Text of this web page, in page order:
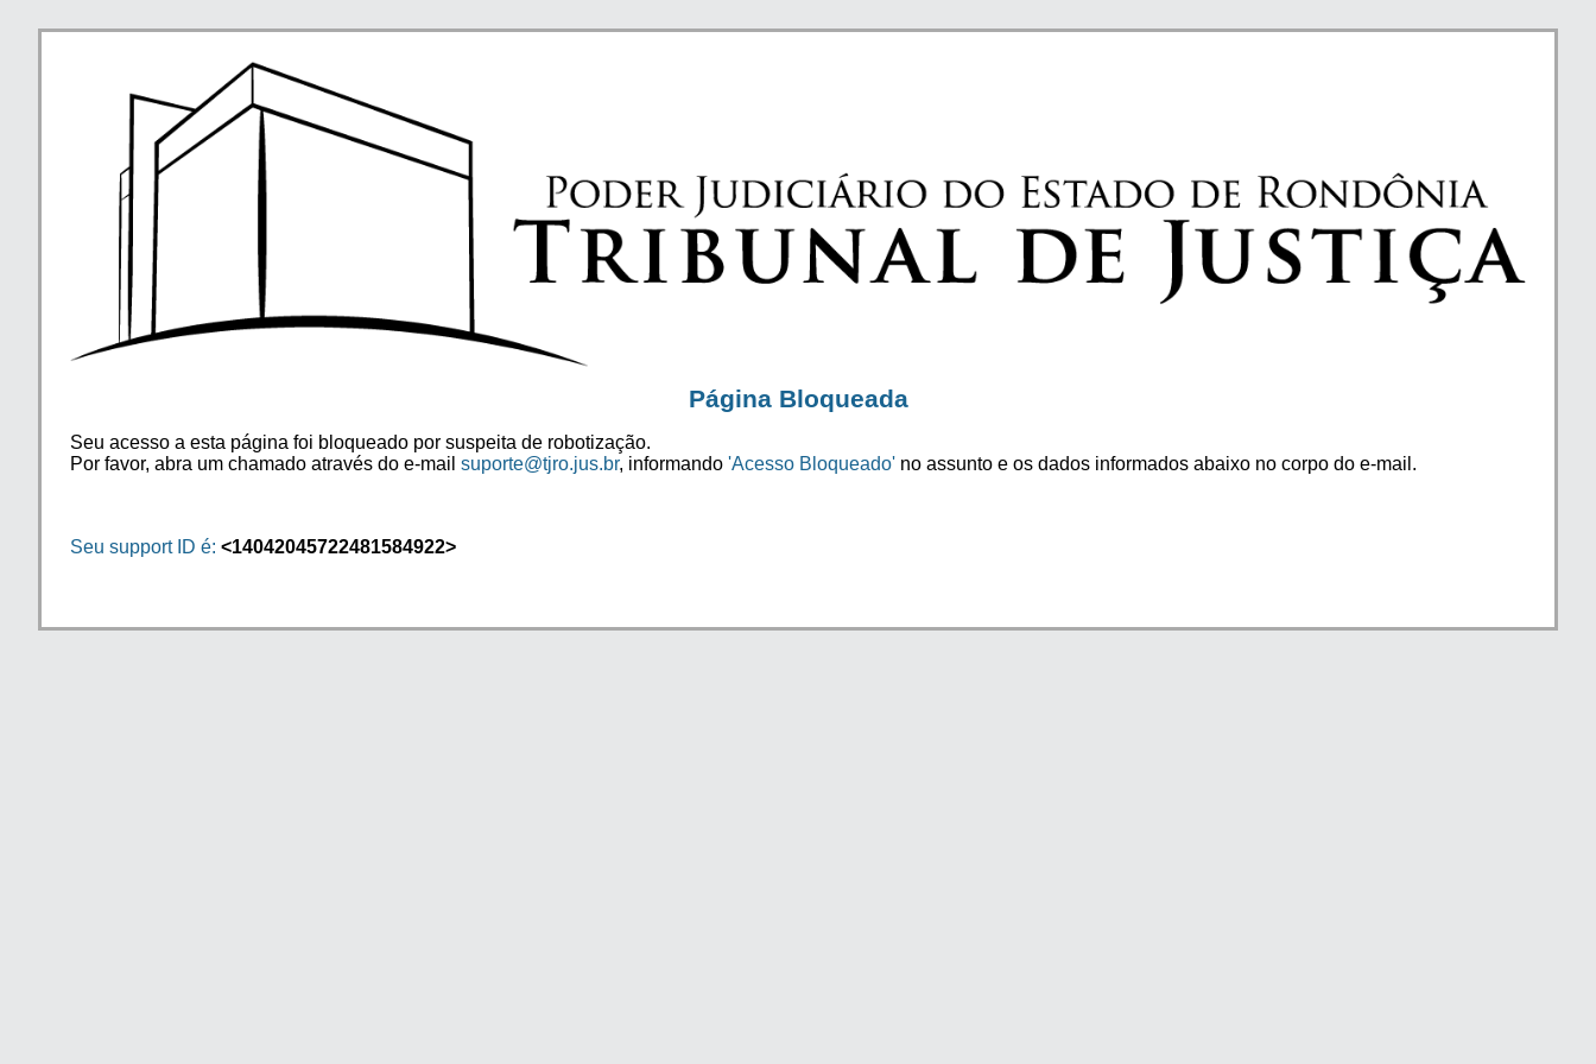
Página Bloqueada
Seu acesso a esta página foi bloqueado por suspeita de robotização.
Por favor, abra um chamado através do e-mail suporte@tjro.jus.br, informando 'Acesso Bloqueado' no assunto e os dados informados abaixo no corpo do e-mail.
Seu support ID é: <14042045722481584922>